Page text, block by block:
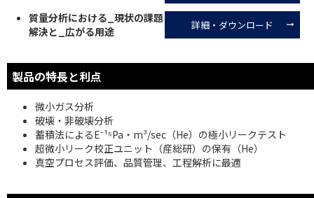
質量分析における_現状の課題
解決と_広がる⽤途
詳細・ダウンロード
製品の特長と利点
微小ガス分析
破壊・非破壊分析
蓄積法によるE⁻¹⁵Pa・m³/sec（He）の極小リークテスト
超微小リーク校正ユニット（産総研）の保有（He）
真空プロセス評価、品質管理、工程解析に最適